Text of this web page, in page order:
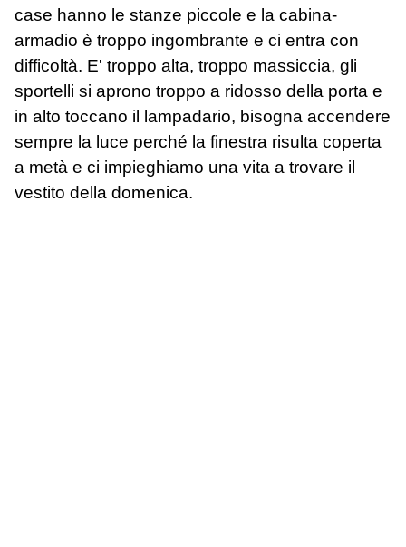
case hanno le stanze piccole e la cabina-
armadio è troppo ingombrante e ci entra con
difficoltà. E' troppo alta, troppo massiccia, gli
sportelli si aprono troppo a ridosso della porta e
in alto toccano il lampadario, bisogna accendere
sempre la luce perché la finestra risulta coperta
a metà e ci impieghiamo una vita a trovare il
vestito della domenica.